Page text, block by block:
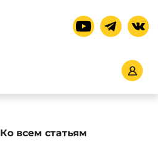
Ко всем статьям